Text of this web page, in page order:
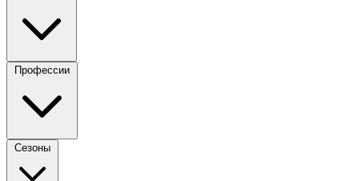
Профессии
Сезоны